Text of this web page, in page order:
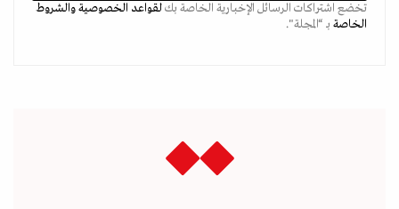
تخضع اشتراكات الرسائل الإخبارية الخاصة بكلقواعد الخصوصيةوالشروط
الخاصة بـ “المجلة".